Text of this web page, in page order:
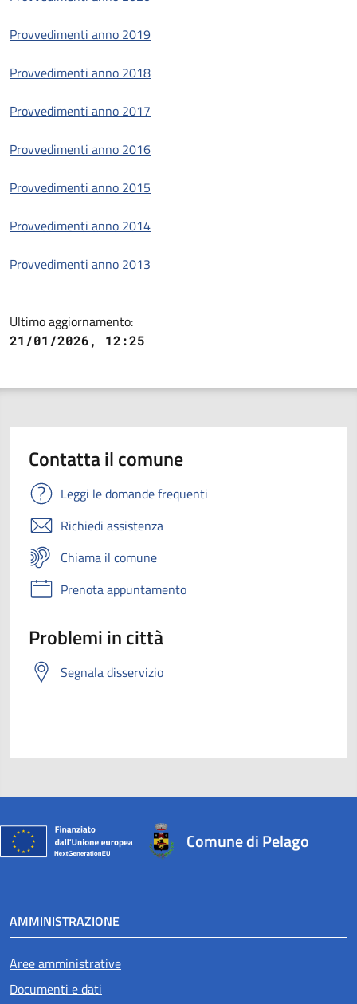
Provvedimenti anno 2019
Provvedimenti anno 2018
Provvedimenti anno 2017
Provvedimenti anno 2016
Provvedimenti anno 2015
Provvedimenti anno 2014
Provvedimenti anno 2013
Ultimo aggiornamento:
21/01/2026, 12:25
Contatta il comune
Leggi le domande frequenti
Richiedi assistenza
Chiama il comune
Prenota appuntamento
Problemi in città
Segnala disservizio
Comune di Pelago
AMMINISTRAZIONE
Aree amministrative
Documenti e dati